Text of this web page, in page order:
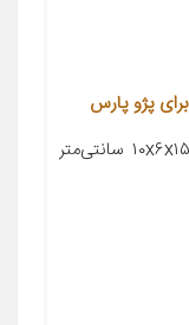
معرفی محصول جزئیات محصول ابعاد ۱۰x۶x۱۵ سانتی‌متر